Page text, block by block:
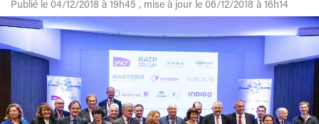
Publié le 04/12/2018 à 19h45 , mise à jour le 06/12/2018 à 16h14